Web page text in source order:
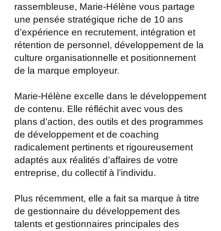
rassembleuse, Marie-Hélène vous partage
une pensée stratégique riche de 10 ans
d’expérience en recrutement, intégration et
rétention de personnel, développement de la
culture organisationnelle et positionnement
de la marque employeur.
Marie-Hélène excelle dans le développement
de contenu. Elle réfléchit avec vous des
plans d’action, des outils et des programmes
de développement et de coaching
radicalement pertinents et rigoureusement
adaptés aux réalités d’affaires de votre
entreprise, du collectif à l’individu.
Plus récemment, elle a fait sa marque à titre
de gestionnaire du développement des
talents et gestionnaires principales des